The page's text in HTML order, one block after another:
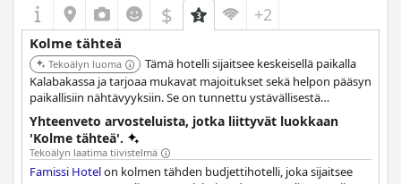
$ +2
Kolme tähteä
Tekoälyn luoma
Tämä hotelli sijaitsee keskeisellä paikalla
Kalabakassa ja tarjoaa mukavat majoitukset sekä helpon pääsyn
paikallisiin nähtävyyksiin. Se on tunnettu ystävällisestä
palvelustaan ja kätevistä mukavuuksistaan. Hotellin sijainti
tekee siitä erinomaisen tukikohdan Meteora-luostarien
tutkimiseen.
Yhteenveto arvosteluista, jotka liittyvät luokkaan
'Kolme tähteä'.
Tekoälyn laatima tiivistelmä
Famissi Hotelon kolmen tähden budjettihotelli, joka sijaitsee